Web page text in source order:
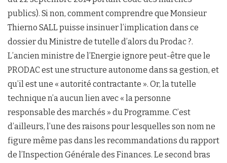
publics). Si non, comment comprendre que Monsieur
Thierno SALL puisse insinuer l’implication dans ce
dossier du Ministre de tutelle d’alors du Prodac ?.
L’ancien ministre de l’Energie ignore peut-être que le
PRODAC est une structure autonome dans sa gestion, et
qu’il est une « autorité contractante ». Or, la tutelle
technique n’a aucun lien avec « la personne
responsable des marchés » du Programme. C’est
d’ailleurs, l’une des raisons pour lesquelles son nom ne
figure même pas dans les recommandations du rapport
de l’Inspection Générale des Finances. Le second bras